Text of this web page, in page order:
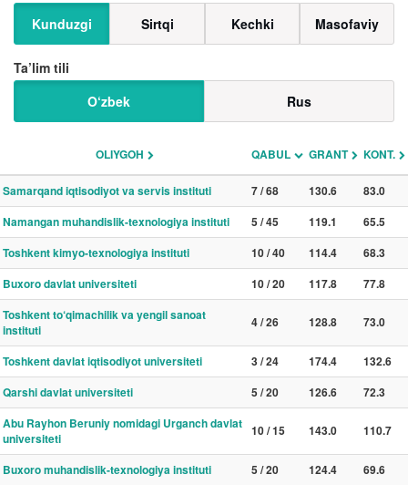
Kunduzgi
Sirtqi Kechki Masofaviy
Ta’lim tili
O‘zbek
Rus
OLIYGOH QABUL GRANT KONT.
Samarqand iqtisodiyot va servis instituti 7 / 68 130.6
83.0
Namangan muhandislik-texnologiya instituti
5 / 45 119.1
65.5
Toshkent kimyo-texnologiya instituti
10 / 40 114.4
68.3
Buxoro davlat universiteti
10 / 20 117.8
77.8
Toshkent to‘qimachilik va yengil sanoat
instituti
4 / 26 128.8 73.0
Toshkent davlat iqtisodiyot universiteti 3 / 24 174.4
132.6
Qarshi davlat universiteti
5 / 20 126.6
72.3
Abu Rayhon Beruniy nomidagi Urganch davlat
universiteti
10 / 15 143.0 110.7
Buxoro muhandislik-texnologiya instituti 5 / 20 124.4 69.6